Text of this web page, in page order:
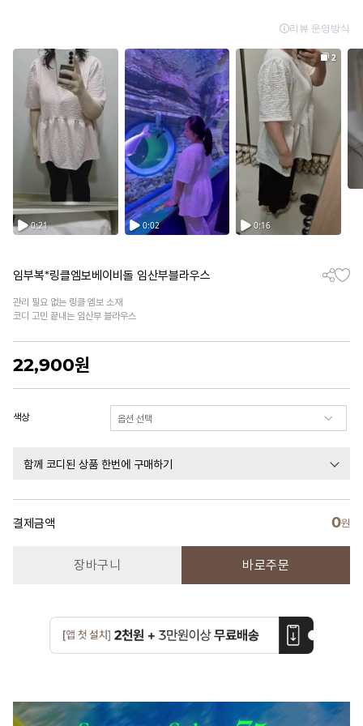
임부복*링클엠보베이비돌 임산부블라우스
관리 필요 없는 링클 엠보 소재
코디 고민 끝내는 임산부 블라우스
22,900원
색상
함께 코디된 상품 한번에 구매하기
결제금액 0원
장바구니 바로주문